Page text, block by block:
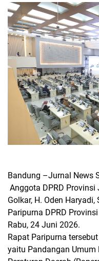
Bandung –Jurnal News
Anggota DPRD
Golkar, H. Oden
Paripurna DPRD
Rabu, 24 Juni 2026.
Rapat Paripurna
yaitu Pandangan Umum